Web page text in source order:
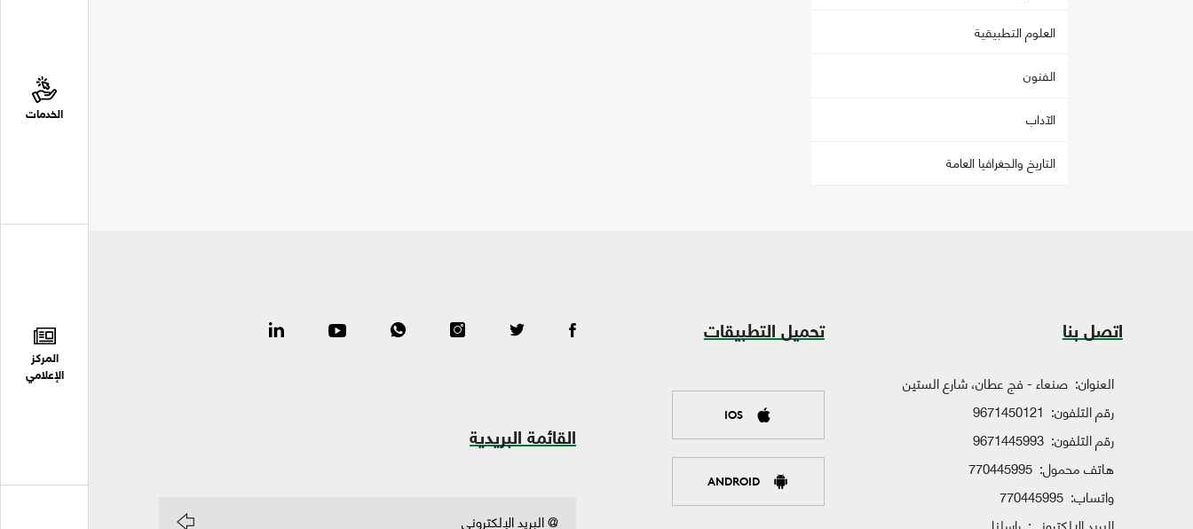
الخدمات
المركز
الإعلامي
العلوم التطبيقية
الفنون
الآداب
التاريخ والجغرافيا العامة
اتصل بنا
العنوان: صنعاء - فج عطان، شارع الستين
رقم التلفون: 9671450121
رقم التلفون: 9671445993
هاتف محمول: 770445995
واتساب: 770445995
تحميل التطبيقات
IOS
ANDROID
القائمة البريدية